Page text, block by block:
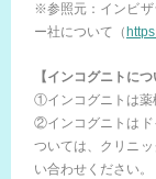
※参照元：インビザ
ー社について（
【インコグニトにつ
①インコグニトは薬
②インコグニトはド
ついては、クリニ
い合わせください。